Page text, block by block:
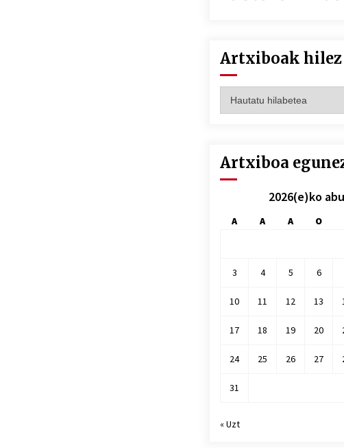
Artxiboak
hilez
Artxiboa
2026(e)ko
A A A O
3 4 5 6
10 11 12 13
17 18 19 20
24 25 26 27
31
« Uzt